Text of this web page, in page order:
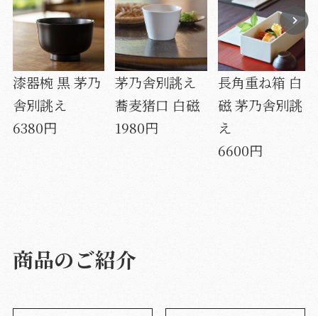
漆器椀 黒 茅乃
舎別誂え
6380円
茅乃舎別誂え
蕎麦猪口 白磁
1980円
長角重ね箱 白
磁 茅乃舎別誂
え
6600円
商品のご紹介